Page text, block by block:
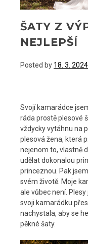
ŠATY Z
NEJLEPŠÍ
Posted by 18. 3. 2024
Svojí kamarádce
ráda prostě plesové
vždycky vytáhnu na
plesová žena, která
nejenom to, vlastně
udělat dokonalou
princeznou. Pak
svém životě. Moje
ale vůbec není.
svoji kamarádku
nachystala, aby se
pěkné šaty.